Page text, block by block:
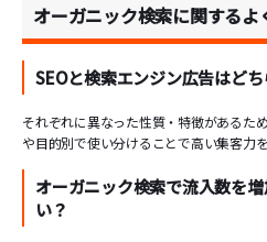
オーガニック検索に関するよ
SEOと検索エンジン広告はど
それぞれに異なった性質・特徴があるた
や目的別で使い分けることで高い集客力
オーガニック検索で流入数を
い？